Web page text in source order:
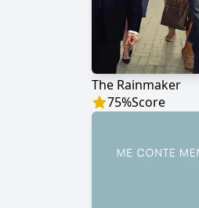
The Rainmaker
75%Score